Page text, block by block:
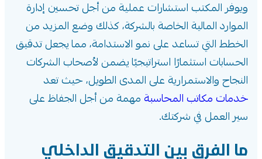
ويوفر المكتب استشارات عملية من أجل تحسين إدارة
الموارد المالية الخاصة بالشركة، كذلك وضع المزيد من
الخطط التي تساعد على نمو الاستدامة، مما يجعل تدقيق
الحسابات استثمارًا استراتيجيًا يضمن لأصحاب الشركات
النجاح والاستمرارية على المدى الطويل، حيث تعد
خدمات مكاتب المحاسبة مهمة من أجل الجفاظ على
سير العمل في شركتك.
ما الفرق بين التدقيق الداخلي